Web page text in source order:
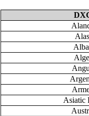
Asiatic